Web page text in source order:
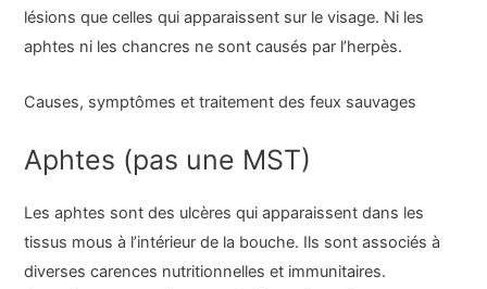
lésions que celles qui apparaissent sur le visage. Ni les
aphtes ni les chancres ne sont causés par l’herpès.
Causes, symptômes et traitement des feux sauvages
Aphtes (pas une MST)
Les aphtes sont des ulcères qui apparaissent dans les
tissus mous à l’intérieur de la bouche. Ils sont associés à
diverses carences nutritionnelles et immunitaires.